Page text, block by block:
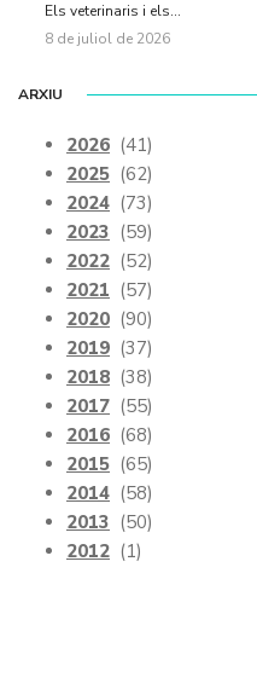
Els veterinaris i els...
8 de juliol de 2026
ARXIU
2026 (41)
2025 (62)
2024 (73)
2023 (59)
2022 (52)
2021 (57)
2020 (90)
2019 (37)
2018 (38)
2017 (55)
2016 (68)
2015 (65)
2014 (58)
2013 (50)
2012 (1)